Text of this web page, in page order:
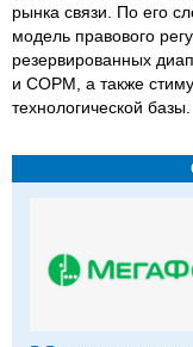
рынка связи. По его
модель правового
резервированных
и СОРМ, а также
технологической базы.